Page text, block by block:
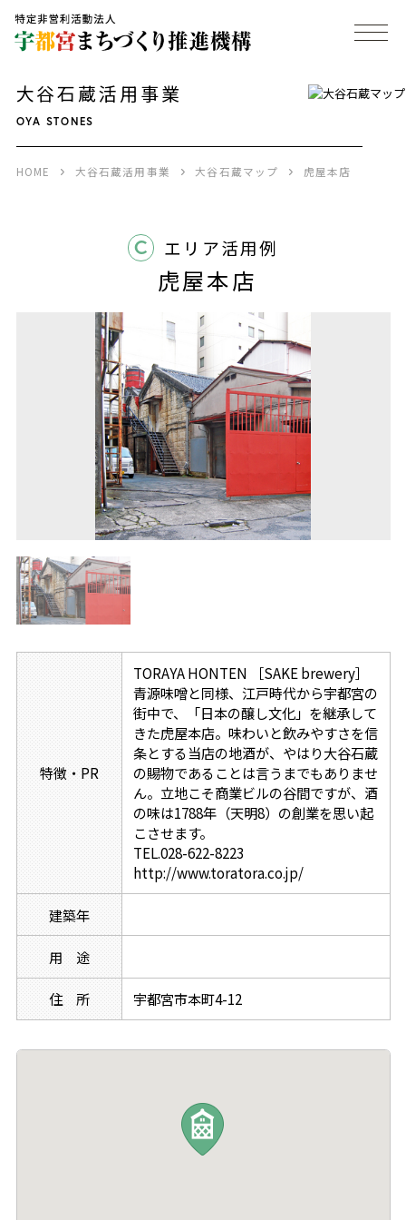
大谷石蔵活用事業
OYA STONES
HOME 大谷石蔵活用事業 大谷石蔵マップ 虎屋本店
C エリア活用例
虎屋本店
特徴・PR
TORAYA HONTEN ［SAKE brewery］
青源味噌と同様、江戸時代から宇都宮の
街中で、「日本の醸し文化」を継承して
きた虎屋本店。味わいと飲みやすさを信
条とする当店の地酒が、やはり大谷石蔵
の賜物であることは言うまでもありませ
ん。立地こそ商業ビルの谷間ですが、酒
の味は1788年（天明8）の創業を思い起
こさせます。
TEL.028-622-8223
http://www.toratora.co.jp/
建築年
用 途
住 所 宇都宮市本町4-12